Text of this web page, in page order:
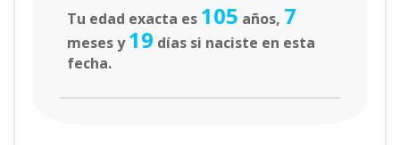
Tu edad exacta es 105 años, 7
meses y19 días si naciste en esta
fecha.